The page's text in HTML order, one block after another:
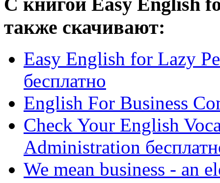
также скачивают:
Easy English for Lazy
бесплатно
English For Business
Check Your English
Administration
We mean business - an